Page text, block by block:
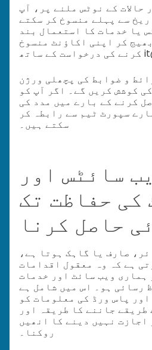
حالات کے نوٹس ملنے پر، آپ
سے پہلے منسوخ کر سکتے
یا خدمات کا استعمال بند
کر اپنی اکاؤنٹ منسوخ
و ضوابط کی پچھلی ورژن
کوشش کریں گے۔ اگر آپ کو
کرنے کے بارے میں مدد کی
سپورٹ ٹیم سے رابطہ کر
سکتے ہیں۔
سائٹس اور
کی حفاظت تک
حاصل کرنا
صارف یا گاہک ہوتا ہے،
ہے کہ وہ معقول اقدامات
ہماری ویب سائٹ اور خدمات
رسائی ہو۔ اس میں شامل ہے
پاس ورڈ کی معلومات کو
طریقے جاننے کا طریقہ اور
اجازت نہیں دینے کا انھیں
روکنا۔